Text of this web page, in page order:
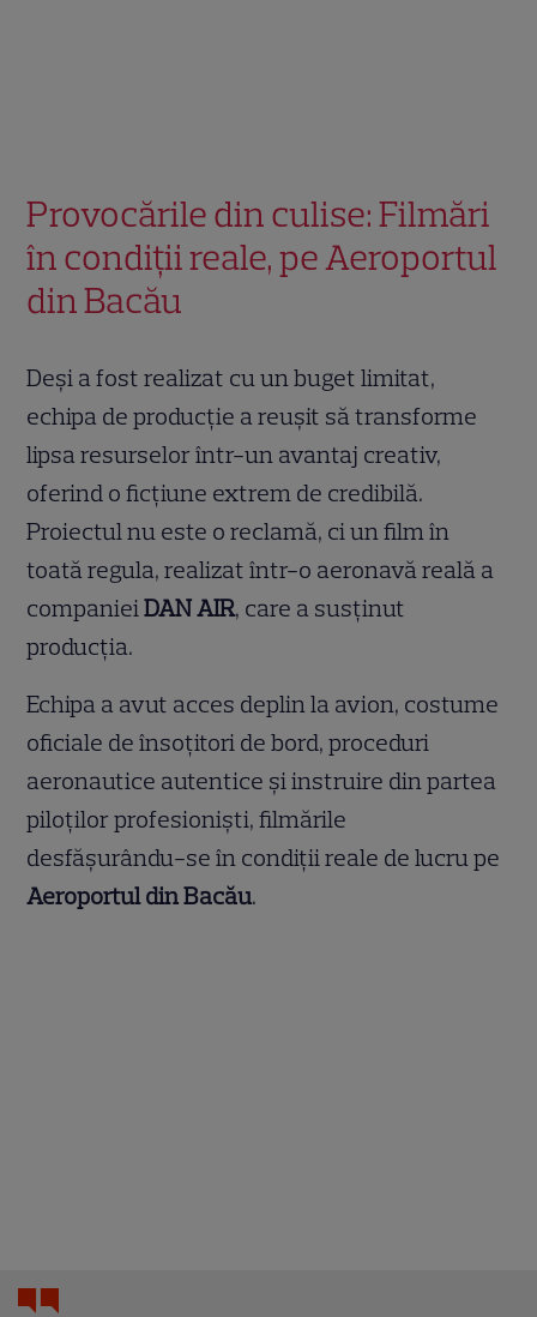
Provocările din culise: Filmări
în condiții reale, pe Aeroportul
din Bacău
Deși a fost realizat cu un buget limitat,
echipa de producție a reușit să transforme
lipsa resurselor într-un avantaj creativ,
oferind o ficțiune extrem de credibilă.
Proiectul nu este o reclamă, ci un film în
toată regula, realizat într-o aeronavă reală a
companieiDAN AIR, care a susținut
producția.
Echipa a avut acces deplin la avion, costume
oficiale de însoțitori de bord, proceduri
aeronautice autentice și instruire din partea
piloților profesioniști, filmările
desfășurându-se în condiții reale de lucru pe
Aeroportul din Bacău.